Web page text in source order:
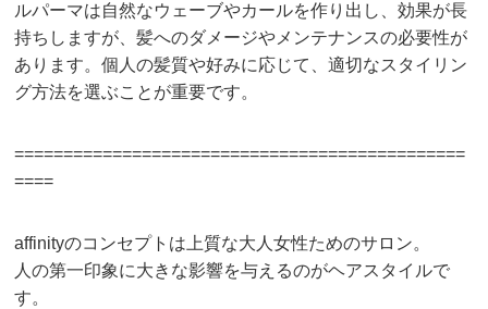
ルパーマは自然なウェーブやカールを作り出し、効果が長
持ちしますが、髪へのダメージやメンテナンスの必要性が
あります。個人の髪質や好みに応じて、適切なスタイリン
グ方法を選ぶことが重要です。
==============================================
====
affinityのコンセプトは上質な大人女性ためのサロン。
人の第一印象に大きな影響を与えるのがヘアスタイルで
す。